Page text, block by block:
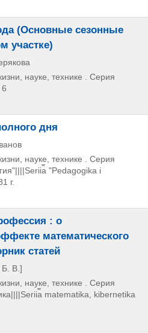
(Основные сезонные
участке)
науке, технике . Серия
6
дня
науке, технике . Серия
"Pedagogika i
г.
: о
математического
статей
Б. B.]
науке, технике . Серия
matematika,
kibernetika